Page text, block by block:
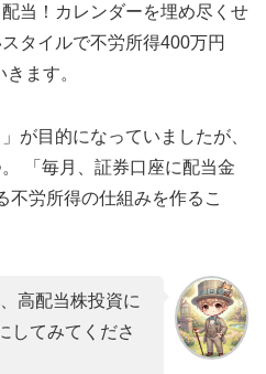
当！カレンダーを埋め尽くせ
タイルで不労所得400万円
ます。
が目的になっていましたが、
「毎月、証券口座に配当金
不労所得の仕組みを作るこ
高配当株投資に
してみてくださ